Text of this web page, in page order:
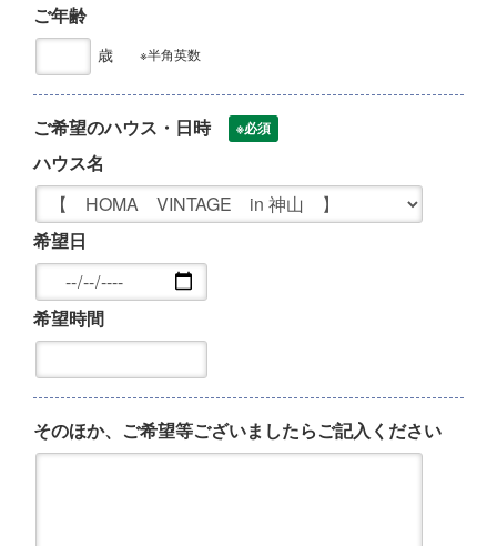
ご年齢
歳 ※半角英数
ご希望のハウス・日時 ※必須
ハウス名
希望日
希望時間
そのほか、ご希望等ございましたらご記入ください